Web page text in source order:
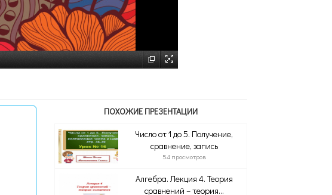
ПОХОЖИЕ ПРЕЗЕНТАЦИИ
Число от 1 до 5. Получение,
сравнение, запись
54 просмотров
Алгебра. Лекция 4. Теория
сравнений – теория...